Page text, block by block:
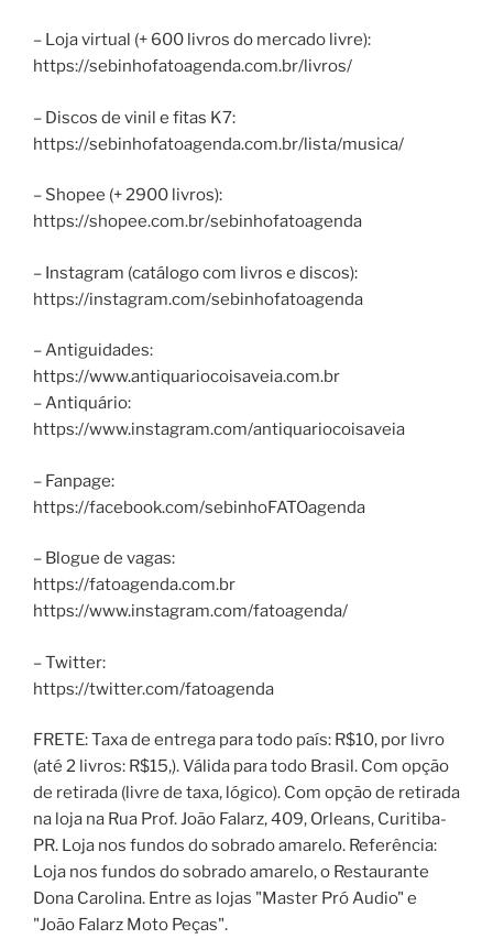
– Loja virtual (+ 600 livros do mercado livre):
https://sebinhofatoagenda.com.br/livros/
– Discos de vinil e fitas K7:
https://sebinhofatoagenda.com.br/lista/musica/
– Shopee (+ 2900 livros):
https://shopee.com.br/sebinhofatoagenda
– Instagram (catálogo com livros e discos):
https://instagram.com/sebinhofatoagenda
– Antiguidades:
https://www.antiquariocoisaveia.com.br
– Antiquário:
https://www.instagram.com/antiquariocoisaveia
– Fanpage:
https://facebook.com/sebinhoFATOagenda
– Blogue de vagas:
https://fatoagenda.com.br
https://www.instagram.com/fatoagenda/
– Twitter:
https://twitter.com/fatoagenda
FRETE: Taxa de entrega para todo país: R$10, por livro
(até 2 livros: R$15,). Válida para todo Brasil. Com opção
de retirada (livre de taxa, lógico). Com opção de retirada
na loja na Rua Prof. João Falarz, 409, Orleans, Curitiba-
PR. Loja nos fundos do sobrado amarelo. Referência:
Loja nos fundos do sobrado amarelo, o Restaurante
Dona Carolina. Entre as lojas "Master Pró Audio" e
"João Falarz Moto Peças".